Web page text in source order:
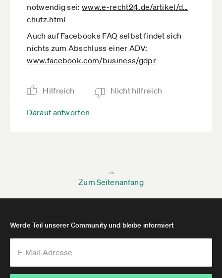
notwendig sei:www.e-recht24.de­/artikel/d­…
chutz.html
Auch auf Facebooks FAQ selbst findet sich
nichts zum Abschluss einer ADV:
www.facebook.com­/business/gdpr
Hilfreich Nicht hilfreich
Darauf antworten
Zum Seitenanfang
Werde Teil unserer Community und bleibe informiert